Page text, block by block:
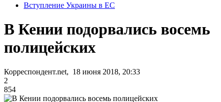
Вступление Украины в ЕС
В Кении подорвались восемь
полицейских
Корреспондент.net, 18 июня 2018, 20:33
2
854